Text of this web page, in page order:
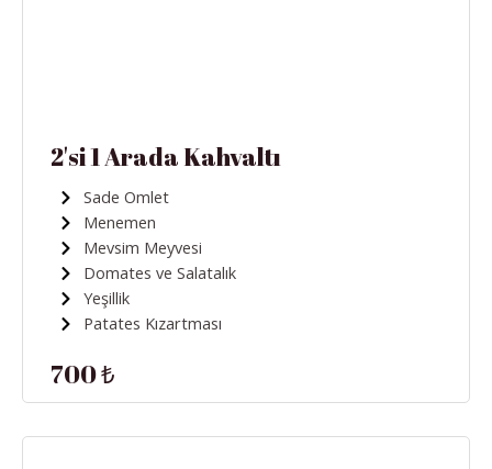
2'si 1 Arada Kahvaltı
Sade Omlet
Menemen
Mevsim Meyvesi
Domates ve Salatalık
Yeşillik
Patates Kızartması
700 ₺